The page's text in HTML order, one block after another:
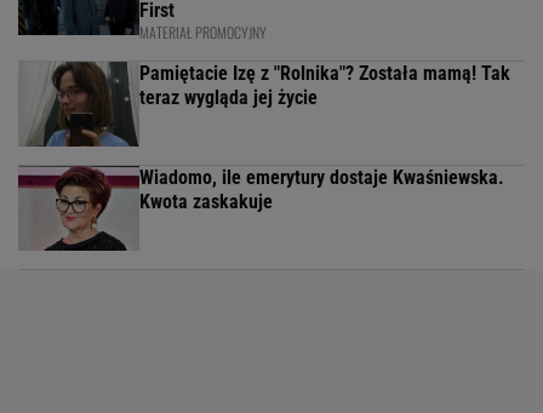
First
MATERIAŁ PROMOCYJNY
Pamiętacie Izę z "Rolnika"? Została mamą! Tak
teraz wygląda jej życie
Wiadomo, ile emerytury dostaje Kwaśniewska.
Kwota zaskakuje